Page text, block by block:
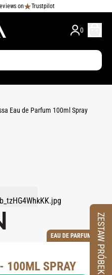
on Trustpilot
0
Eau de Parfum 100ml Spray
EAU DE PARFUM
100ML SPRAY ZESTAW PRÓBEK